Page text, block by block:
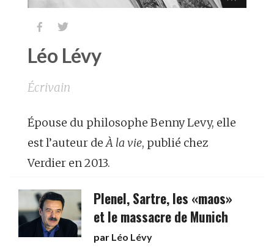
 
Léo Lévy
Écrivain
Épouse du philosophe Benny Levy, elle
est l’auteur deÀ la vie, publié chez
Verdier en 2013.
Plenel, Sartre, les «maos»
et le massacre de Munich
par Léo Lévy